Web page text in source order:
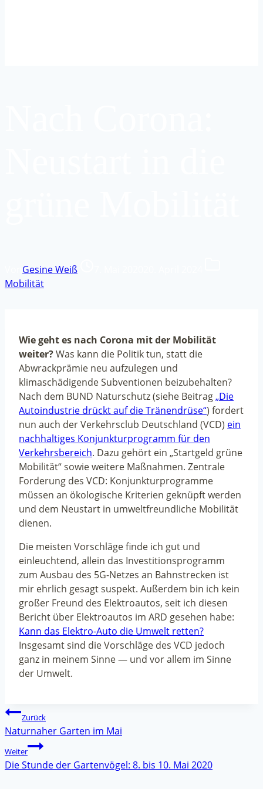
Gesine Weiß
Mobilität
Wie geht es nach Corona mit der Mobilität
weiter?Was kann die Politik tun, statt die
Abwrackprämie neu aufzulegen und
klimaschädigende Subventionen beizubehalten?
Nach dem BUND Naturschutz (siehe Beitrag„Die
Autoindustrie drückt auf die Tränendrüse“) fordert
nun auch der Verkehrsclub Deutschland (VCD) ein
nachhaltiges Konjunkturprogramm für den
Verkehrsbereich. Dazu gehört ein „Startgeld grüne
Mobilität“ sowie weitere Maßnahmen. Zentrale
Forderung des VCD: Konjunkturprogramme
müssen an ökologische Kriterien geknüpft werden
und dem Neustart in umweltfreundliche Mobilität
dienen.
Die meisten Vorschläge finde ich gut und
einleuchtend, allein das Investitionsprogramm
zum Ausbau des 5G-Netzes an Bahnstrecken ist
mir ehrlich gesagt suspekt. Außerdem bin ich kein
großer Freund des Elektroautos, seit ich diesen
Bericht über Elektroautos im ARD gesehen habe:
Kann das Elektro-Auto die Umwelt retten?
Insgesamt sind die Vorschläge des VCD jedoch
ganz in meinem Sinne — und vor allem im Sinne
der Umwelt.
Beitragsnavigation
Zurück
Naturnaher Garten im Mai
Weiter
Die Stunde der Gartenvögel: 8. bis 10. Mai 2020